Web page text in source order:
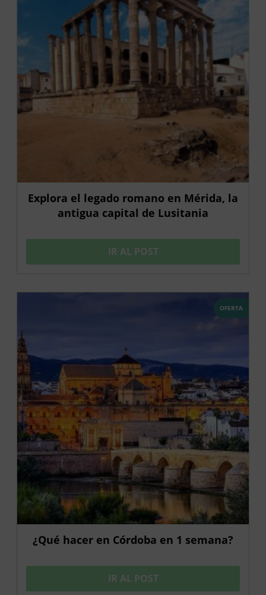
Explora el legado romano en Mérida, la
antigua capital de Lusitania
IR AL POST
OFERTA
¿Qué hacer en Córdoba en 1 semana?
IR AL POST